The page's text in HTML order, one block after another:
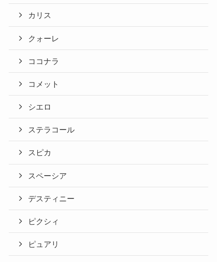
カリス
クォーレ
ココナラ
コメット
シエロ
ステラコール
スピカ
スペーシア
デスティニー
ピクシィ
ピュアリ